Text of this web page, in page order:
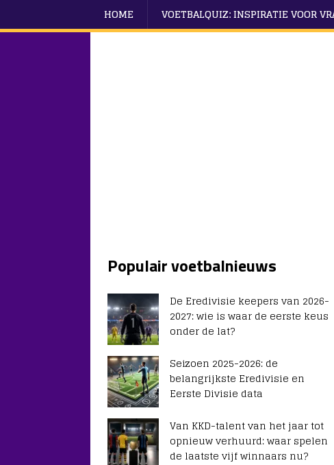
HOME VOETBALQUIZ: INSPIRATIE VOOR
Populair voetbalnieuws
De Eredivisie keepers van 2026-
2027: wie is waar de eerste keus
onder de lat?
Seizoen 2025-2026: de
belangrijkste Eredivisie en
Eerste Divisie data
Van KKD-talent van het jaar tot
opnieuw verhuurd: waar spelen
de laatste vijf winnaars nu?